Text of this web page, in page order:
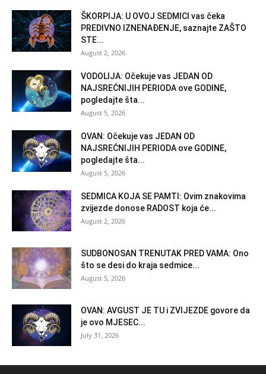
ŠKORPIJA: U OVOJ SEDMICI vas čeka
PREDIVNO IZNENAĐENJE, saznajte ZAŠTO
STE...
August 2, 2026
VODOLIJA: Očekuje vas JEDAN OD
NAJSREĆNIJIH PERIODA ove GODINE,
pogledajte šta...
August 5, 2026
OVAN: Očekuje vas JEDAN OD
NAJSREĆNIJIH PERIODA ove GODINE,
pogledajte šta...
August 5, 2026
SEDMICA KOJA SE PAMTI: Ovim znakovima
zvijezde donose RADOST koja će...
August 2, 2026
SUDBONOSAN TRENUTAK PRED VAMA: Ono
što se desi do kraja sedmice...
August 5, 2026
OVAN: AVGUST JE TU i ZVIJEZDE govore da
je ovo MJESEC...
July 31, 2026